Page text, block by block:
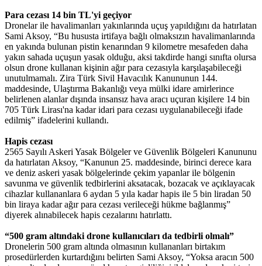
Para cezası 14 bin TL'yi geçiyor
Dronelar ile havalimanları yakınlarında uçuş yapıldığını da hatırlatan
Sami Aksoy, “Bu hususta irtifaya bağlı olmaksızın havalimanlarında
en yakında bulunan pistin kenarından 9 kilometre mesafeden daha
yakın sahada uçuşun yasak olduğu, aksi takdirde hangi sınıfta olursa
olsun drone kullanan kişinin ağır para cezasıyla karşılaşabileceği
unutulmamalı. Zira Türk Sivil Havacılık Kanununun 144.
maddesinde, Ulaştırma Bakanlığı veya mülki idare amirlerince
belirlenen alanlar dışında insansız hava aracı uçuran kişilere 14 bin
705 Türk Lirası'na kadar idari para cezası uygulanabileceği ifade
edilmiş” ifadelerini kullandı.
Hapis cezası
2565 Sayılı Askeri Yasak Bölgeler ve Güvenlik Bölgeleri Kanununu
da hatırlatan Aksoy, “Kanunun 25. maddesinde, birinci derece kara
ve deniz askeri yasak bölgelerinde çekim yapanlar ile bölgenin
savunma ve güvenlik tedbirlerini aksatacak, bozacak ve açıklayacak
cihazlar kullananlara 6 aydan 5 yıla kadar hapis ile 5 bin liradan 50
bin liraya kadar ağır para cezası verileceği hükme bağlanmış”
diyerek alınabilecek hapis cezalarını hatırlattı.
“500 gram altındaki drone kullanıcıları da tedbirli olmalı”
Dronelerin 500 gram altında olmasının kullananları birtakım
prosedürlerden kurtardığını belirten Sami Aksoy, “Yoksa aracın 500